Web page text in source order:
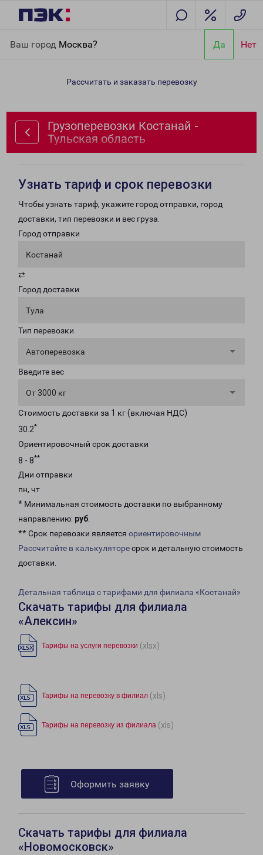
Ваш город Москва? Да Нет
область
Рассчитать и заказать перевозку
Грузоперевозки Костанай -
Тульская область
Узнать тариф и срок перевозки
Чтобы узнать тариф, укажите город отправки, город
доставки, тип перевозки и вес груза.
Город отправки
Костанай
⇄
Город доставки
Тула
Тип перевозки
Автоперевозка
Введите вес
От 3000 кг
Стоимость доставки за 1 кг (включая НДС)
30.2*
Ориентировочный срок доставки
8 - 8**
Дни отправки
пн, чт
* Минимальная стоимость доставки по выбранному
направлению: руб.
** Срок перевозки является ориентировочным
Рассчитайте в калькуляторесрок и детальную стоимость
доставки.
Детальная таблица с тарифами для филиала «Костанай»
Скачать тарифы для филиала
«Алексин»
Тарифы на услуги перевозки (xlsx)
Тарифы на перевозку в филиал (xls)
Тарифы на перевозку из филиала (xls)
Оформить заявку
Скачать тарифы для филиала
«Новомосковск»